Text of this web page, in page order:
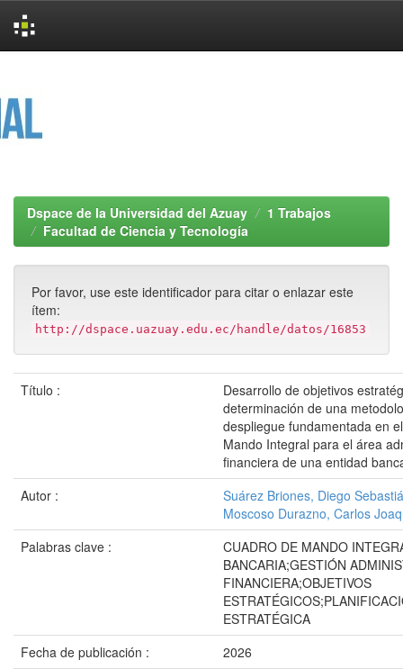
Dspace de la Universidad del Azuay
1 Trabajos
Facultad de Ciencia y Tecnología
Por favor, use este identificador para citar o enlazar este
ítem:
http://dspace.uazuay.edu.ec/handle/datos/16853
Título :
Desarrollo de objetivos
determinación de una
despliegue fundamentada en
Mando Integral para el área
financiera de una entidad
Autor :
Suárez Briones, Diego
Moscoso Durazno, Carlos
Palabras clave :
CUADRO DE MANDO
BANCARIA;GESTIÓN
FINANCIERA;OBJETIVOS
ESTRATÉGICA
Fecha de publicación :
2026